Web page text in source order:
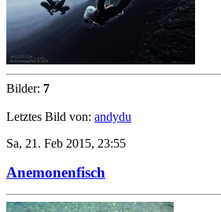
Bilder: 7
Letztes Bild von: andydu
Sa, 21. Feb 2015, 23:55
Anemonenfisch